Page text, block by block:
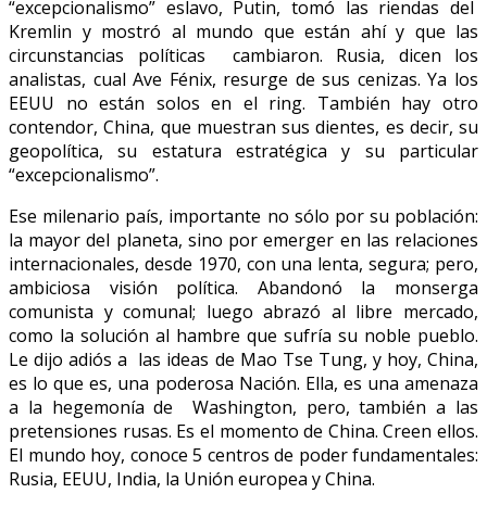
“excepcionalismo” eslavo, Putin, tomó las riendas del
Kremlin y mostró al mundo que están ahí y que las
circunstancias políticas cambiaron. Rusia, dicen los
analistas, cual Ave Fénix, resurge de sus cenizas. Ya los
EEUU no están solos en el ring. También hay otro
contendor, China, que muestran sus dientes, es decir, su
geopolítica, su estatura estratégica y su particular
“excepcionalismo”.
Ese milenario país, importante no sólo por su población:
la mayor del planeta, sino por emerger en las relaciones
internacionales, desde 1970, con una lenta, segura; pero,
ambiciosa visión política. Abandonó la monserga
comunista y comunal; luego abrazó al libre mercado,
como la solución al hambre que sufría su noble pueblo.
Le dijo adiós a las ideas de Mao Tse Tung, y hoy, China,
es lo que es, una poderosa Nación. Ella, es una amenaza
a la hegemonía de Washington, pero, también a las
pretensiones rusas. Es el momento de China. Creen ellos.
El mundo hoy, conoce 5 centros de poder fundamentales:
Rusia, EEUU, India, la Unión europea y China.